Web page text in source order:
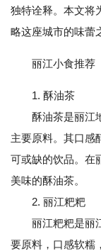
独特诠释。本文将
略这座城市的味蕾
丽江小食推荐
1. 酥油茶
酥油茶是丽江地
主要原料。其口感
可或缺的饮品。在
美味的酥油茶。
2. 丽江粑粑
丽江粑粑是丽江
要原料，口感软糯